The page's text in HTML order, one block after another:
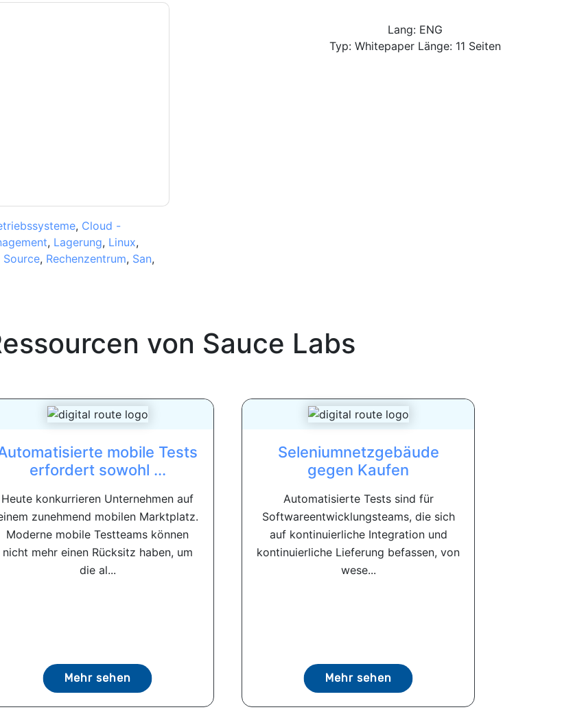
, Cloud -
, Lagerung, Linux,
Source, Rechenzentrum, San,
Lang: ENG
Typ: Whitepaper Länge: 11 Seiten
von Sauce Labs
mobile Tests
erfordert sowohl ...
Heute konkurrieren Unternehmen auf
zunehmend mobilen Marktplatz.
Moderne mobile Testteams können
nicht mehr einen Rücksitz haben, um
die al...
Mehr sehen
Seleniumnetzgebäude
gegen Kaufen
Automatisierte Tests sind für
Softwareentwicklungsteams, die sich
auf kontinuierliche Integration und
kontinuierliche Lieferung befassen, von
wese...
Mehr sehen